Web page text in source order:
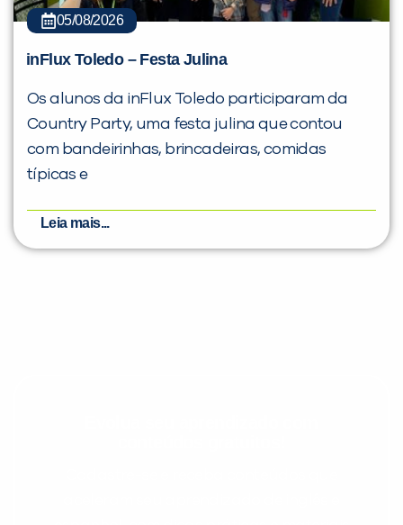
05/08/2026
inFlux Toledo – Festa Julina
Os alunos da inFlux Toledo participaram da
Country Party, uma festa julina que contou
com bandeirinhas, brincadeiras, comidas
típicas e
Leia mais...